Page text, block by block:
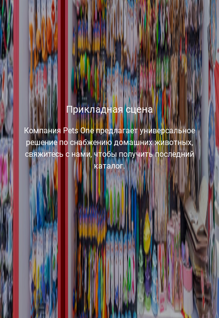
Прикладная сцена
Компания Pets One предлагает универсальное
решение по снабжению домашних животных,
свяжитесь с нами, чтобы получить последний
каталог.